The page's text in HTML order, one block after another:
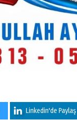
Linkedin'de Paylaş